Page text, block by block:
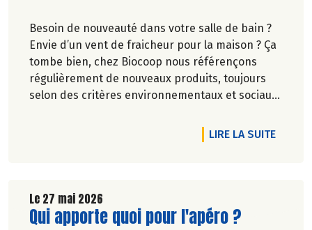
Besoin de nouveauté dans votre salle de bain ?
Envie d’un vent de fraicheur pour la maison ? Ça
tombe bien, chez Biocoop nous référençons
régulièrement de nouveaux produits, toujours
selon des critères environnementaux et sociaux
Une nouvelle marque rejoint nos rayons et vous
allez l'adorer ! Faites de la place pour Bénécos !
LIRE LA SUITEDE
Le 27 mai 2026
Lire la suite de l'article
Qui apporte quoi pour l'apéro ?